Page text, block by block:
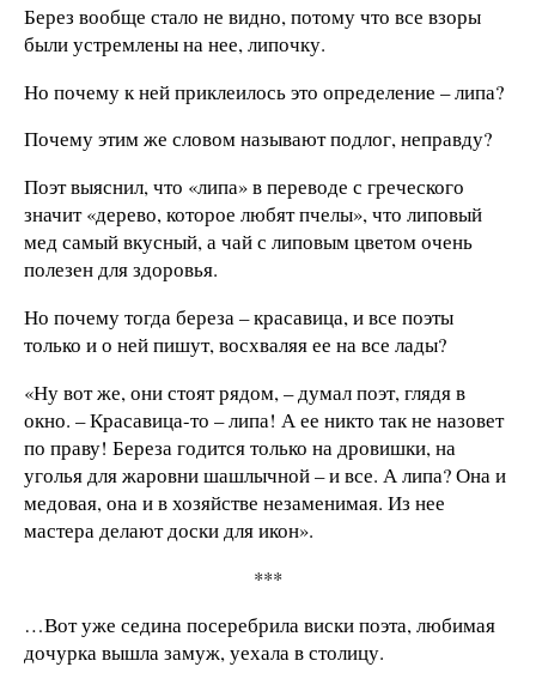
Берез вообще стало не видно, потому что все взоры
были устремлены на нее, липочку.
Но почему к ней приклеилось это определение – липа?
Почему этим же словом называют подлог, неправду?
Поэт выяснил, что «липа» в переводе с греческого
значит «дерево, которое любят пчелы», что липовый
мед самый вкусный, а чай с липовым цветом очень
полезен для здоровья.
Но почему тогда береза – красавица, и все поэты
только и о ней пишут, восхваляя ее на все лады?
«Ну вот же, они стоят рядом, – думал поэт, глядя в
окно. – Красавица-то – липа! А ее никто так не назовет
по праву! Береза годится только на дровишки, на
уголья для жаровни шашлычной – и все. А липа? Она и
медовая, она и в хозяйстве незаменимая. Из нее
мастера делают доски для икон».
***
…Вот уже седина посеребрила виски поэта, любимая
дочурка вышла замуж, уехала в столицу.